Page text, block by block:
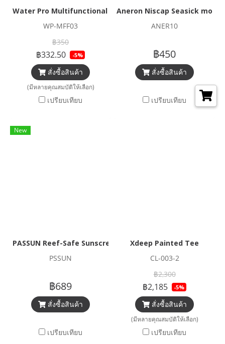
Water Pro Multifunctional Head Wear
WP-MFF03
฿350
฿332.50 -5%
สั่งซื้อสินค้า
(มีหลายคุณสมบัติให้เลือก)
เปรียบเทียบ
Aneron Niscap Seasick
ANER10
฿450
สั่งซื้อสินค้า
เปรียบเทียบ
New
PASSUN Reef-Safe Sunscreen Lotion SPF50, PA+++ (face
PSSUN
฿689
สั่งซื้อสินค้า
เปรียบเทียบ
Xdeep Painted Tee
CL-003-2
฿2,300
฿2,185 -5%
สั่งซื้อสินค้า
(มีหลายคุณสมบัติให้เลือก)
เปรียบเทียบ